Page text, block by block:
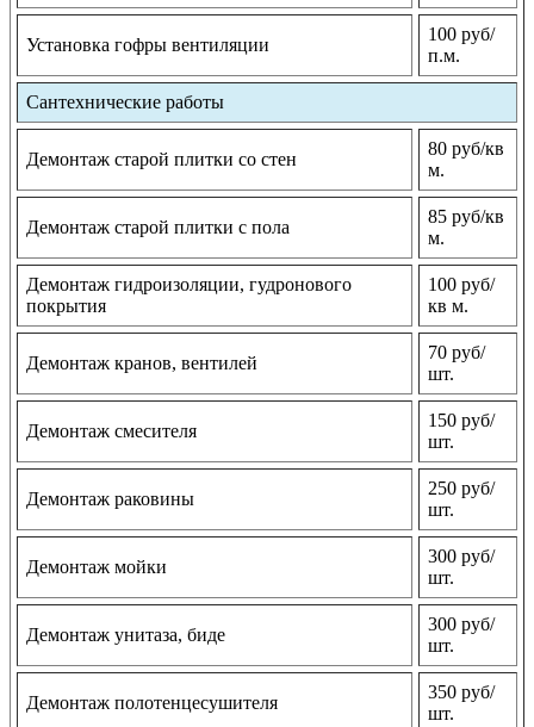
Установка гофры вентиляции
100 руб/
п.м.
Сантехнические работы
Демонтаж старой плитки со стен
80 руб/кв
м.
Демонтаж старой плитки с пола
85 руб/кв
м.
Демонтаж гидроизоляции, гудронового
покрытия
100 руб/
кв м.
Демонтаж кранов, вентилей
70 руб/
шт.
Демонтаж смесителя
150 руб/
шт.
Демонтаж раковины
250 руб/
шт.
Демонтаж мойки
300 руб/
шт.
Демонтаж унитаза, биде
300 руб/
шт.
Демонтаж полотенцесушителя
350 руб/
шт.